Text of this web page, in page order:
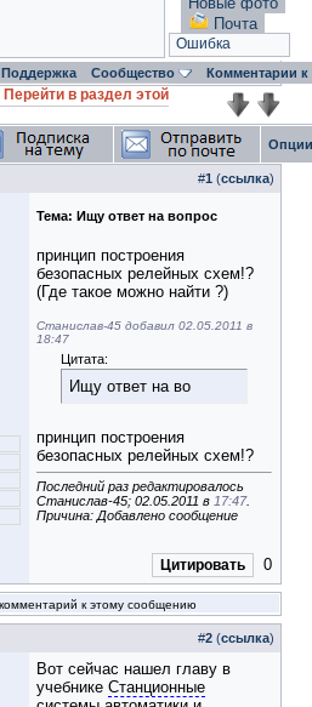
Почта
Ошибка
Поддержка Сообщество Комментарии
Перейти в раздел этой
#1 (ссылка)
Тема: Ищу ответ на вопрос
принцип построения
безопасных релейных схем!?
(Где такое можно найти ?)
Станислав-45 добавил 02.05.2011 в
18:47
Цитата:
Ищу ответ на во
принцип построения
безопасных релейных схем!?
Последний раз редактировалось
Станислав-45; 02.05.2011 в 17:47.
Причина: Добавлено сообщение
Цитировать 0
к этому сообщению
#2 (ссылка)
Вот сейчас нашел главу в
учебнике Станционные